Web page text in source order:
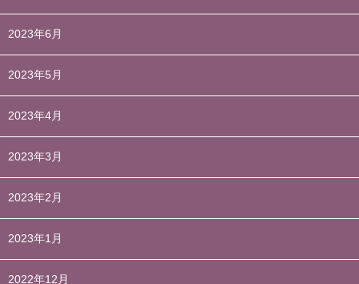
2023年6月
2023年5月
2023年4月
2023年3月
2023年2月
2023年1月
2022年12月